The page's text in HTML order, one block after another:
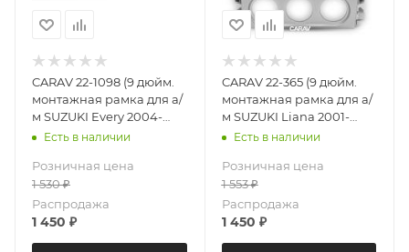
CARAV 22-1098 (9 дюйм.
монтажная рамка для а/
м SUZUKI Every 2004-
2014 / DAIHATSU Hijet
Есть в наличии
Розничная цена
1 530₽
Распродажа
1 450 ₽
CARAV 22-365 (9 дюйм.
монтажная рамка для а/
м SUZUKI Liana 2001-
2007
Есть в наличии
Розничная цена
1 553₽
Распродажа
1 450 ₽